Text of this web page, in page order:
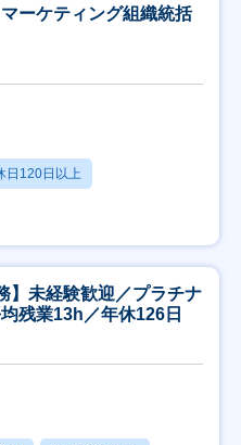
ーケティング組織統括
日120日以上
】未経験歓迎／プラチナ
残業13h／年休126日